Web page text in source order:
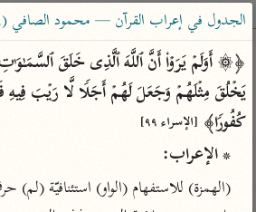
ساهم معنا في نشر القرآن
الباحث القرآني
بحث تفسير علوم
2 or more characters for results.
الجدول في إعراب القرآن — محمود الصافي (١٣٧٦ هـ)
كُفُورࣰا﴾ [الإسراء ٩٩]
* الإعراب: